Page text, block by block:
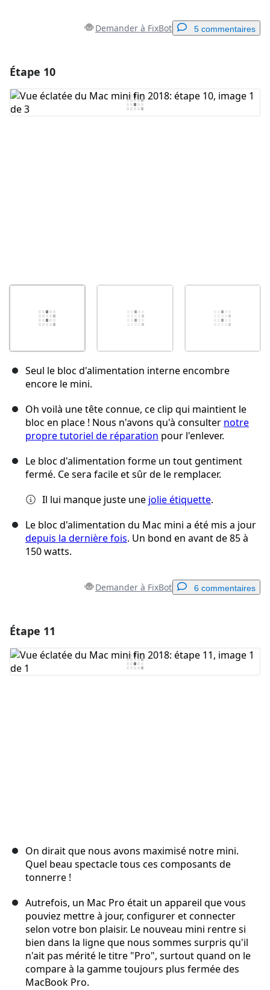
Demander à FixBot 5 commentaires
Ajouter un commentaire
Étape 10
Seul le bloc d'alimentation interne encombre
encore le mini.
Oh voilà une tête connue, ce clip qui maintient le
bloc en place ! Nous n'avons qu'à consulter notre
propre tutoriel de réparation pour l'enlever.
Le bloc d'alimentation forme un tout gentiment
fermé. Ce sera facile et sûr de le remplacer.
Il lui manque juste une jolie étiquette.
Le bloc d'alimentation du Mac mini a été mis a jour
depuis la dernière fois. Un bond en avant de 85 à
150 watts.
Demander à FixBot 6 commentaires
Ajouter un commentaire
Étape 11
On dirait que nous avons maximisé notre mini.
Quel beau spectacle tous ces composants de
tonnerre !
Autrefois, un Mac Pro était un appareil que vous
pouviez mettre à jour, configurer et connecter
selon votre bon plaisir. Le nouveau mini rentre si
bien dans la ligne que nous sommes surpris qu'il
n'ait pas mérité le titre "Pro", surtout quand on le
compare à la gamme toujours plus fermée des
MacBook Pro.